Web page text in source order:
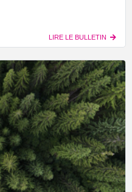
LIRE LE BULLETIN